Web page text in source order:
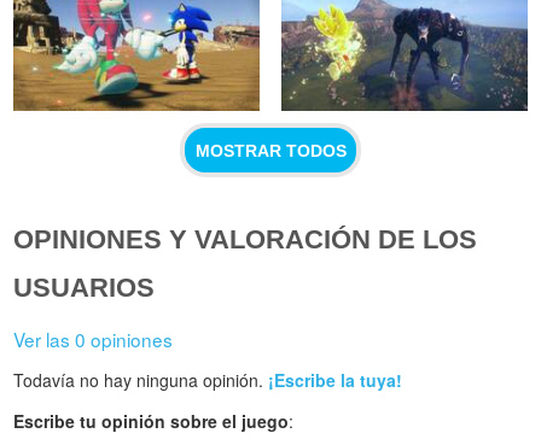
MOSTRAR TODOS
OPINIONES Y VALORACIÓN DE LOS
USUARIOS
Ver las 0 opiniones
Todavía no hay ninguna opinión. ¡Escribe la tuya!
Escribe tu opinión sobre el juego: